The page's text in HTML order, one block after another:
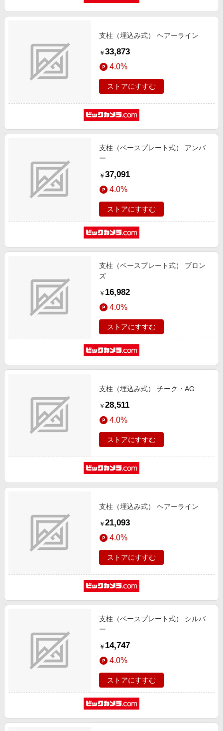
支柱（埋込み式） ヘアーライン
￥ 33,873
4.0%
ストアにすすむ
支柱（ベースプレート式） アンバ
ー
￥ 37,091
4.0%
ストアにすすむ
支柱（ベースプレート式） ブロン
ズ
￥ 16,982
4.0%
ストアにすすむ
支柱（埋込み式） チーク・AG
￥ 28,511
4.0%
ストアにすすむ
支柱（埋込み式） ヘアーライン
￥ 21,093
4.0%
ストアにすすむ
支柱（ベースプレート式） シルバ
ー
￥ 14,747
4.0%
ストアにすすむ